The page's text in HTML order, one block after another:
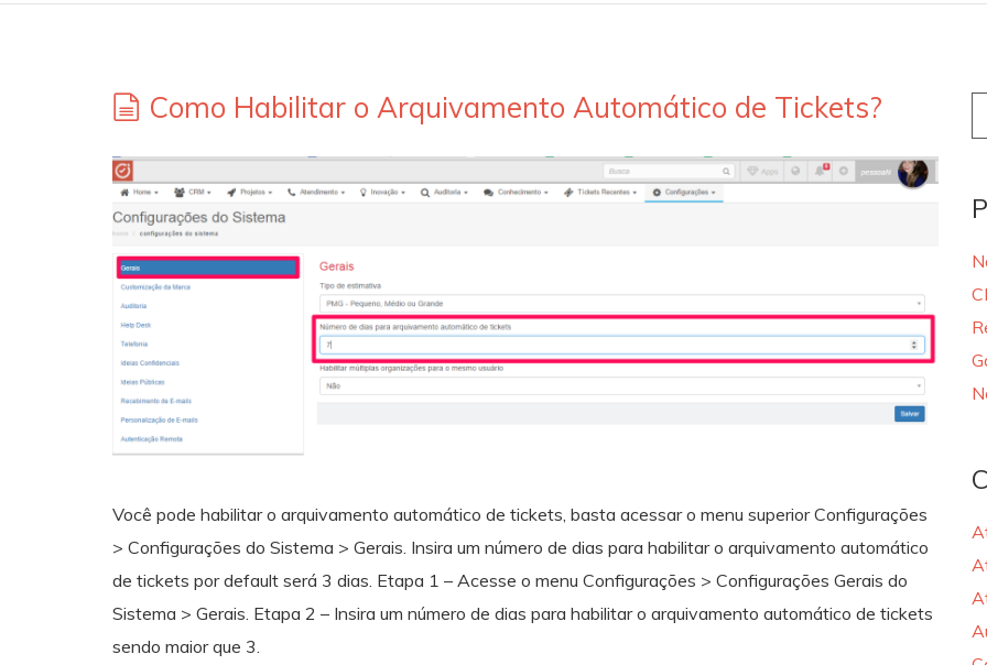
Como Habilitar o Arquivamento Automático de Tickets?
Você pode habilitar o arquivamento automático de tickets, basta acessar o menu superior Configurações
> Configurações do Sistema > Gerais. Insira um número de dias para habilitar o arquivamento automático
de tickets por default será 3 dias. Etapa 1 – Acesse o menu Configurações > Configurações Gerais do
Sistema > Gerais. Etapa 2 – Insira um número de dias para habilitar o arquivamento automático de tickets
sendo maior que 3.